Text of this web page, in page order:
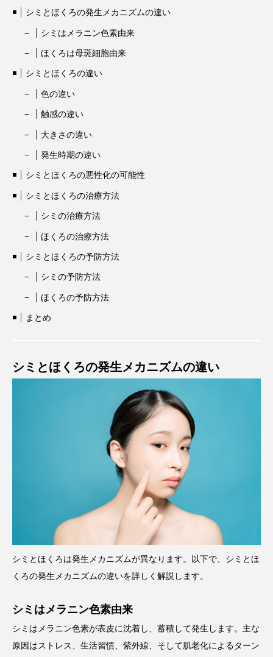
シミとほくろの発生メカニズムの違い
シミはメラニン色素由来
ほくろは母斑細胞由来
シミとほくろの違い
色の違い
触感の違い
大きさの違い
発生時期の違い
シミとほくろの悪性化の可能性
シミとほくろの治療方法
シミの治療方法
ほくろの治療方法
シミとほくろの予防方法
シミの予防方法
ほくろの予防方法
まとめ
シミとほくろの発生メカニズムの違い
シミとほくろは発生メカニズムが異なります。以下で、シミとほ
くろの発生メカニズムの違いを詳しく解説します。
シミはメラニン色素由来
シミはメラニン色素が表皮に沈着し、蓄積して発生します。主な
原因はストレス、生活習慣、紫外線、そして肌老化によるターン